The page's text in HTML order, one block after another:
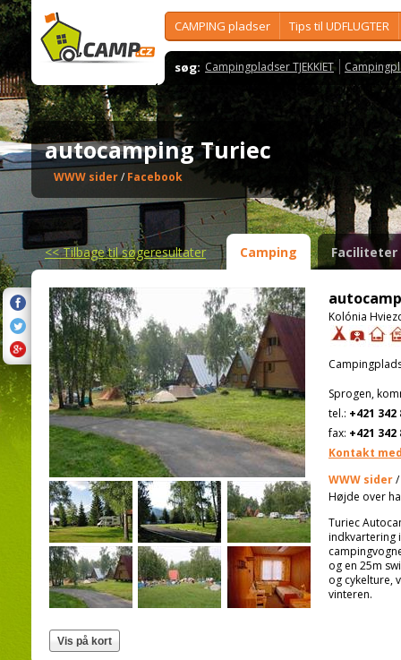
CAMPING pladser Tips til UDFLUGTER
søg: Campingpladser TJEKKIET
autocamping Turiec
WWW sider/Facebook
<<Tilbage til søgeresultater Camping Faciliteter
Kolónia
Sprogen,
tel.: +421 342
fax: +421 342
Kontakt
WWW sider/
Højde over
Turiec
indkvartering
og en 25m
og cykelture,
vinteren.